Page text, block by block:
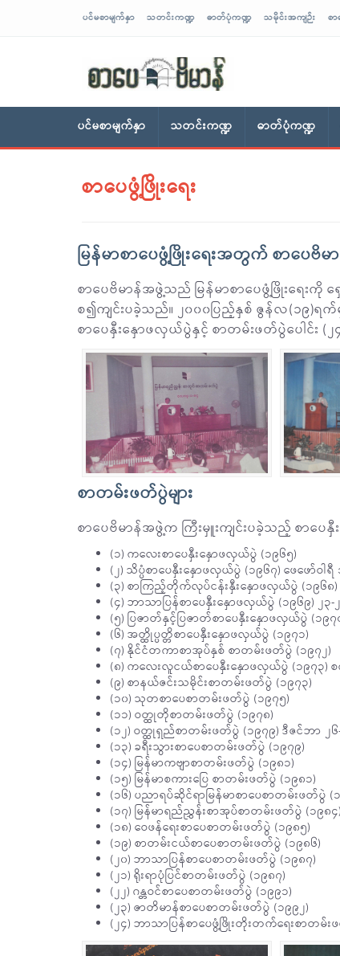
ပင်မစာမျက်နှာ သတင်းကဏ္ဍ ဓာတ်ပုံကဏ္ဍ သမိုင်းအကျဉ်း စ
ပင်မစာမျက်နှာ သတင်းကဏ္ဍ ဓာတ်ပုံကဏ္ဍ
စာပေဖွံ့ဖြိုးရေး
မြန်မာစာပေဖွံ့ဖြိုးရေးအတွက် စာပေဗိ
စာပေဗိမာန်အဖွဲ့သည် မြန်မာစာပေဖွံ့ဖြိုးရေးကို
စ၍ကျင်းပခဲ့သည်။ ၂၀၀၀ပြည့်နှစ် ဇွန်လ(၁၉)
စာပေနှီးနှောဖလှယ်ပွဲနှင့် စာတမ်းဖတ်ပွဲပေါင်း (၂
စာတမ်းဖတ်ပွဲများ
စာပေဗိမာန်အဖွဲ့က ကြီးမှူးကျင်းပခဲ့သည့် စာပေ
(၁) ကလေးစာပေနှီးနှောဖလှယ်ပွဲ (၁၉၆၅)
(၂) သိပ္ပံစာပေနှီးနှောဖလှယ်ပွဲ (၁၉၆၇) ဖေဖော်ဝါရီ
(၃) စာကြည့်တိုက်လုပ်ငန်းနှီးနှောဖလှယ်ပွဲ (၁၉၆၈)
(၄) ဘာသာပြန်စာပေနှီးနှောဖလှယ်ပွဲ (၁၉၆၉) ၂၃-
(၅) ပြဇာတ်နှင့်ပြဇာတ်စာပေနှီးနှောဖလှယ်ပွဲ (၁၉၇
(၆) အတ္ထိုပ္ပတ္တိစာပေနှီးနှောဖလှယ်ပွဲ (၁၉၇၁)
(၇) နိုင်ငံတကာစာအုပ်နှစ် စာတမ်းဖတ်ပွဲ (၁၉၇၂)
(၈) ကလေးလူငယ်စာပေနှီးနှောဖလှယ်ပွဲ (၁၉၇၃)
(၉) စာနယ်ဇင်းသမိုင်းစာတမ်းဖတ်ပွဲ (၁၉၇၃)
(၁၀) သုတစာပေစာတမ်းဖတ်ပွဲ (၁၉၇၅)
(၁၁) ဝတ္ထုတိုစာတမ်းဖတ်ပွဲ (၁၉၇၈)
(၁၂) ဝတ္ထုရှည်စာတမ်းဖတ်ပွဲ (၁၉၇၉) ဒီဇင်ဘာ ၂၆
(၁၃) ခရီးသွားစာပေစာတမ်းဖတ်ပွဲ (၁၉၇၉)
(၁၄) မြန်မာကဗျာစာတမ်းဖတ်ပွဲ (၁၉၈၁)
(၁၅) မြန်မာစကားပြေ စာတမ်းဖတ်ပွဲ (၁၉၈၁)
(၁၆) ပညာရပ်ဆိုင်ရာမြန်မာစာပေစာတမ်းဖတ်ပွဲ (
(၁၇) မြန်မာရည်ညွှန်းစာအုပ်စာတမ်းဖတ်ပွဲ (၁၉၈၄)
(၁၈) ဝေဖန်ရေးစာပေစာတမ်းဖတ်ပွဲ (၁၉၈၅)
(၁၉) စာတမ်းငယ်စာပေစာတမ်းဖတ်ပွဲ (၁၉၈၆)
(၂၀) ဘာသာပြန်စာပေစာတမ်းဖတ်ပွဲ (၁၉၈၇)
(၂၁) ရိုးရာပုံပြင်စာတမ်းဖတ်ပွဲ (၁၉၈၇)
(၂၂) ဂန္တဝင်စာပေစာတမ်းဖတ်ပွဲ (၁၉၉၁)
(၂၃) ဇာတိမာန်စာပေစာတမ်းဖတ်ပွဲ (၁၉၉၂)
(၂၄) ဘာသာပြန်စာပေဖွံ့ဖြိုးတိုးတက်ရေးစာတမ်း